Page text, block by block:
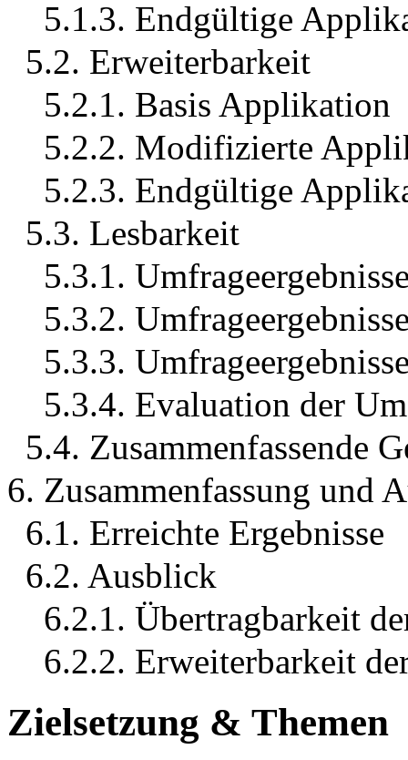
5.1.3. Endgültige
5.2. Erweiterbarkeit
5.2.1. Basis Applikation
5.2.2. Modifizierte
5.2.3. Endgültige
5.3. Lesbarkeit
5.3.1.
5.3.2.
5.3.3.
5.3.4. Evaluation der
5.4. Zusammenfassende
6. Zusammenfassung und
6.1. Erreichte Ergebnisse
6.2. Ausblick
6.2.1. Übertragbarkeit
6.2.2. Erweiterbarkeit
Zielsetzung & Themen